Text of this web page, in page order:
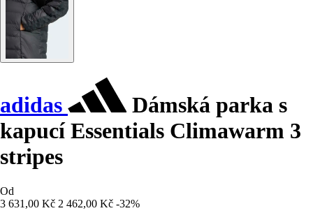
adidas
Dámská parka s
kapucí Essentials Climawarm 3
stripes
Od
3 631,00 Kč 2 462,00 Kč -32%